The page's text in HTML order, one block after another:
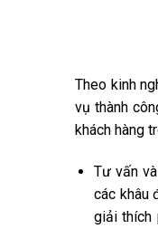
Theo kinh
vụ thành
khách hàng
Tư vấn
các khâu
giải thích